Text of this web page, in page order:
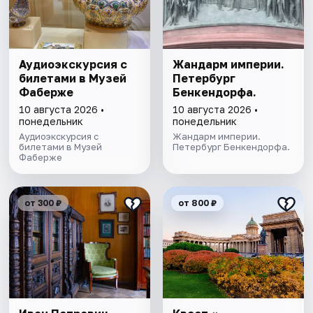
Аудиоэкскурсия с
билетами в Музей
Фаберже
10 августа 2026 •
понедельник
Аудиоэкскурсия с
билетами в Музей
Фаберже
Жандарм империи.
Петербург
Бенкендорфа.
10 августа 2026 •
понедельник
Жандарм империи.
Петербург Бенкендорфа.
от 300 ₽ от 800 ₽